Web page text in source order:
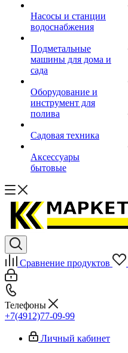
Насосы и станции
водоснабжения
Подметальные
машины для дома и
сада
Оборудование и
инструмент для
полива
Садовая техника
Аксессуары
бытовые
Сравнение продуктов
Телефоны
+7(4912)77-09-99
Личный кабинет